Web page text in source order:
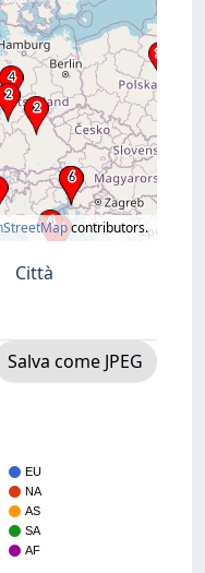
contributors.
Città
Salva come JPEG
EU
NA
AS
SA
AF